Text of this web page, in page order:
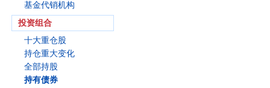
基金代销机构
投资组合
十大重仓股
持仓重大变化
全部持股
持有债券